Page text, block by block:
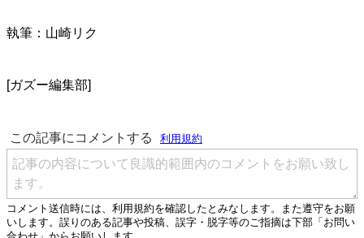
執筆：山崎リク
[ガズー編集部]